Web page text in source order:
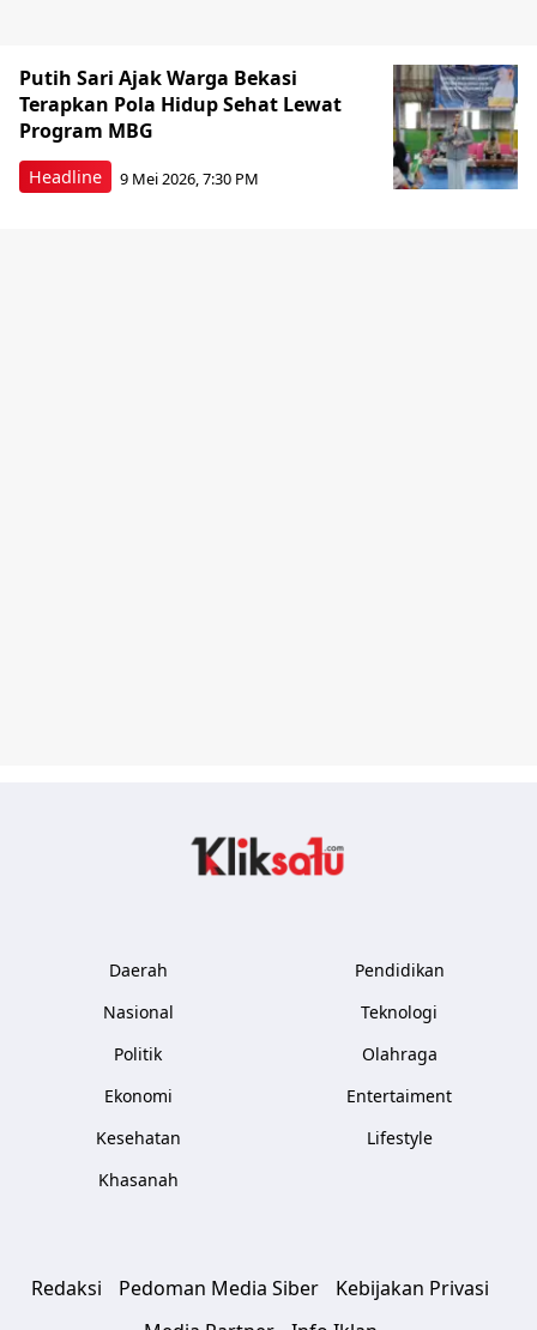
Headline
Putih Sari Ajak Warga Bekasi
Terapkan Pola Hidup Sehat Lewat
Program MBG
9 Mei 2026, 7:30 PM
Daerah
Nasional
Politik
Ekonomi
Kesehatan
Khasanah
Pendidikan
Teknologi
Olahraga
Entertaiment
Lifestyle
Redaksi Pedoman Media Siber
Kebijakan Privasi